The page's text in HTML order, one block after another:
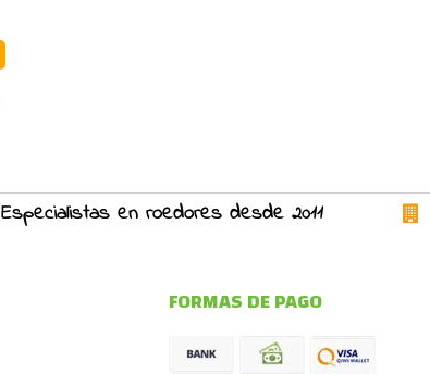
Especialistas en roedores desde 2011
FORMAS DE PAGO